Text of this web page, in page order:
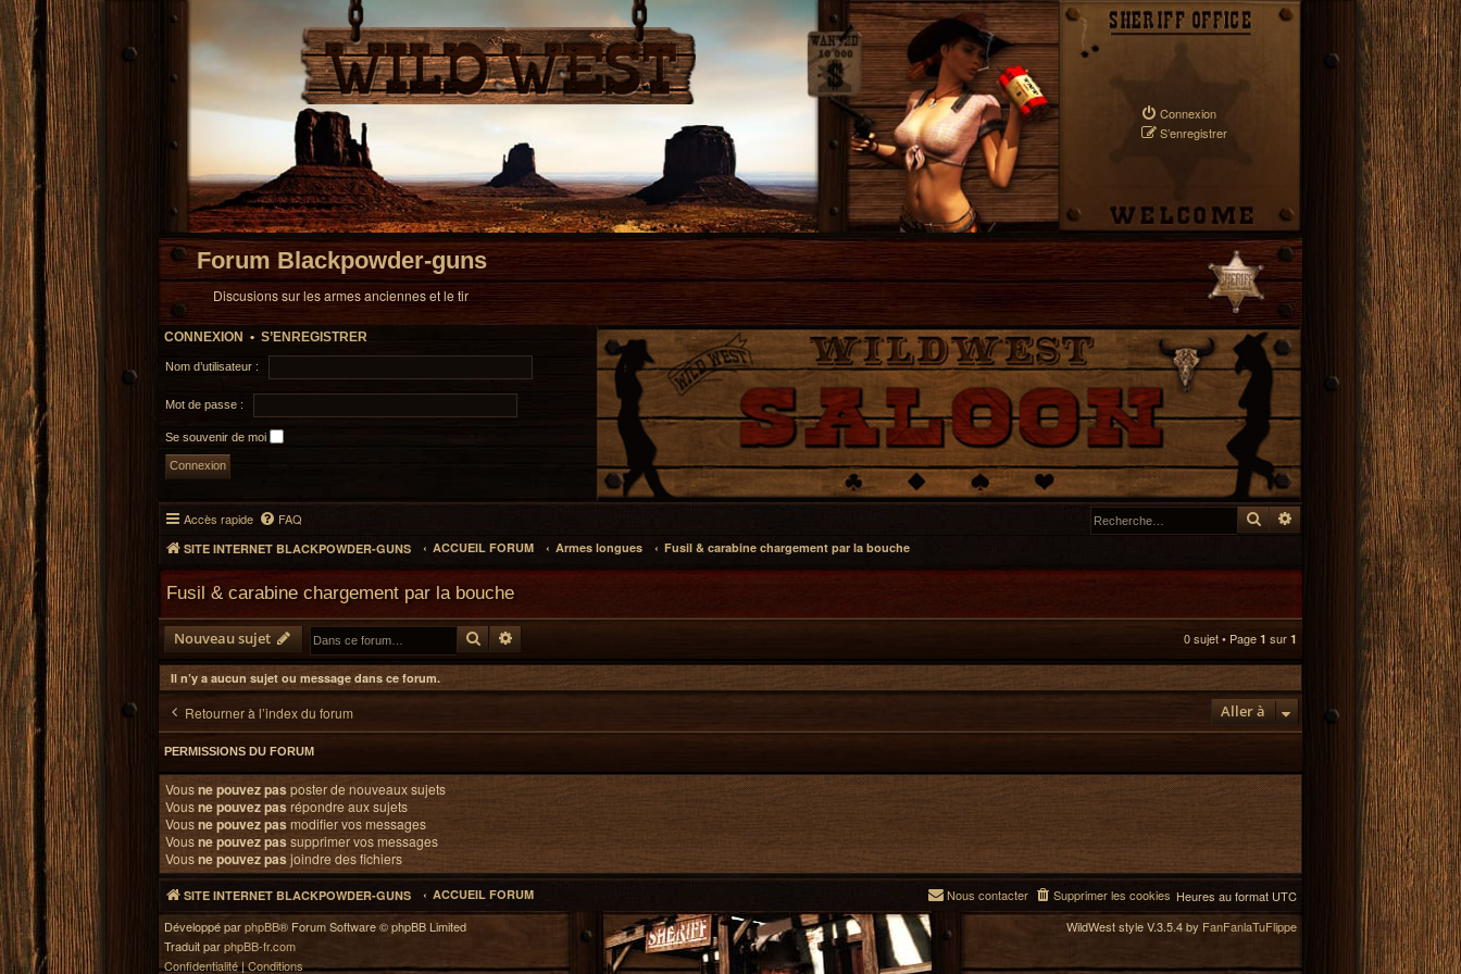
Connexion
S’enregistrer
Forum Blackpowder-guns
Discusions sur les armes anciennes et le tir
CONNEXION • S’ENREGISTRER
Nom d’utilisateur :
Mot de passe :
Se souvenir de moi
Accès rapide FAQ RechercherRecherche avancée
SITE INTERNET BLACKPOWDER-GUNS ACCUEIL FORUM Armes longues Fusil & carabine chargement par la bouche
Fusil & carabine chargement par la bouche
Nouveau sujet Rechercher 0 sujet • Page 1 sur 1
Il n’y a aucun sujet ou message dans ce forum.
Retourner à l’index du forum Aller à
PERMISSIONS DU FORUM
Vousne pouvez pasposter de nouveaux sujets
Vousne pouvez pasrépondre aux sujets
Vousne pouvez pasmodifier vos messages
Vousne pouvez passupprimer vos messages
Vousne pouvez pasjoindre des fichiers
SITE INTERNET BLACKPOWDER-GUNS ACCUEIL FORUM Heures au format UTC
Supprimer les cookies
Nous contacter
Développé parphpBB® Forum Software © phpBB Limited WildWest style V.3.5.4 by FanFanlaTuFlippe
Traduit parphpBB-fr.com
Confidentialité|Conditions